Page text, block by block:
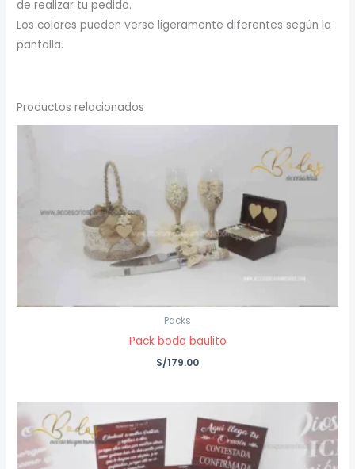
de realizar tu pedido.
Los colores pueden verse ligeramente diferentes según la
pantalla.
Productos relacionados
Packs
Pack boda baulito
S/179.00